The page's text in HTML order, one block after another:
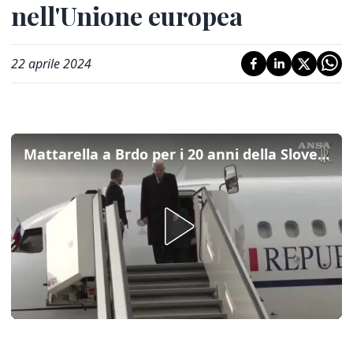
nell'Unione europea
22 aprile 2024
Mattarella a Brdo per i 20 anni della Slovenia nell'Unione europea